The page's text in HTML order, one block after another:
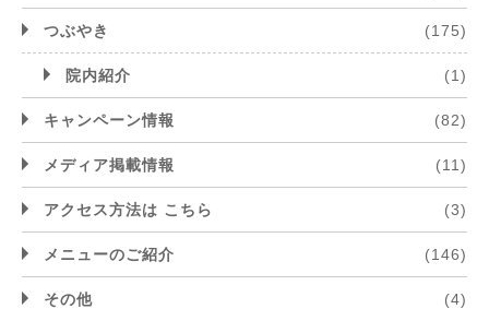
つぶやき (175)
院内紹介 (1)
キャンペーン情報 (82)
メディア掲載情報 (11)
アクセス方法は こちら (3)
メニューのご紹介 (146)
その他 (4)